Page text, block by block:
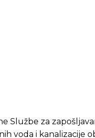
Službe za
voda i kanalizacije